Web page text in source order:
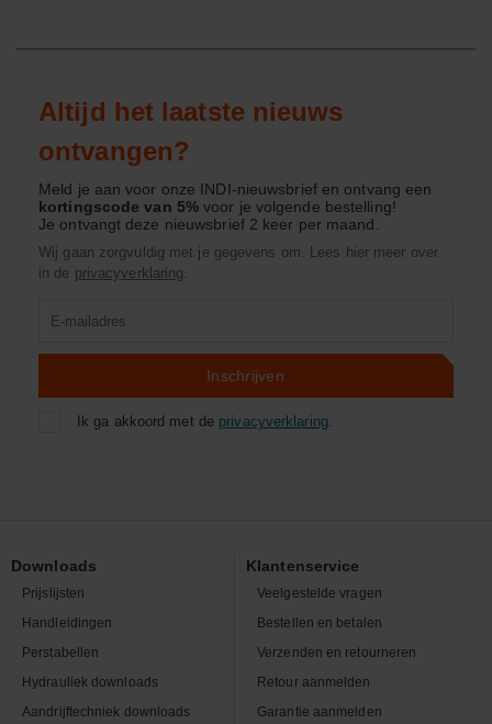
Altijd het laatste nieuws
ontvangen?
Meld je aan voor onze INDI-nieuwsbrief en ontvang een
kortingscode van 5%voor je volgende bestelling!
Je ontvangt deze nieuwsbrief 2 keer per maand.
Wij gaan zorgvuldig met je gegevens om. Lees hier meer over
in de privacyverklaring.
Inschrijven
Ik ga akkoord met de privacyverklaring.
Downloads
Prijslijsten
Handleidingen
Perstabellen
Hydrauliek downloads
Aandrijftechniek downloads
Klantenservice
Veelgestelde vragen
Bestellen en betalen
Verzenden en retourneren
Retour aanmelden
Garantie aanmelden